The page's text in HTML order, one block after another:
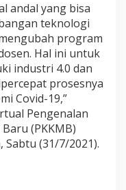
andal yang bisa
teknologi
program
Hal ini untuk
industri 4.0 dan
prosesnya
Covid-19,”
Pengenalan
(PKKMB)
Sabtu (31/7/2021).